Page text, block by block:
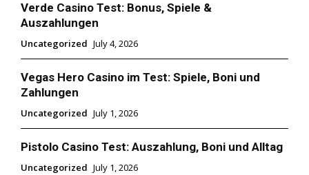
Verde Casino Test: Bonus, Spiele &
Auszahlungen
Uncategorized July 4, 2026
Vegas Hero Casino im Test: Spiele, Boni und
Zahlungen
Uncategorized July 1, 2026
Pistolo Casino Test: Auszahlung, Boni und Alltag
Uncategorized July 1, 2026